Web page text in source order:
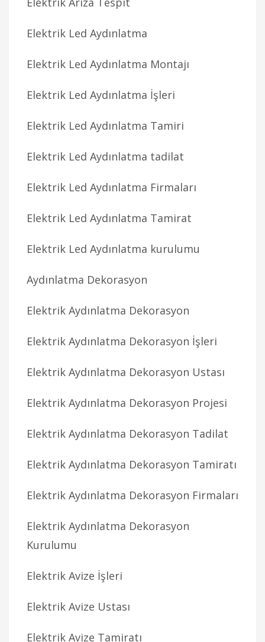
Elektrik Led Aydınlatma
Elektrik Led Aydınlatma Montajı
Elektrik Led Aydınlatma İşleri
Elektrik Led Aydınlatma Tamiri
Elektrik Led Aydınlatma tadilat
Elektrik Led Aydınlatma Firmaları
Elektrik Led Aydınlatma Tamirat
Elektrik Led Aydınlatma kurulumu
Aydınlatma Dekorasyon
Elektrik Aydınlatma Dekorasyon
Elektrik Aydınlatma Dekorasyon İşleri
Elektrik Aydınlatma Dekorasyon Ustası
Elektrik Aydınlatma Dekorasyon Projesi
Elektrik Aydınlatma Dekorasyon Tadilat
Elektrik Aydınlatma Dekorasyon Tamiratı
Elektrik Aydınlatma Dekorasyon Firmaları
Elektrik Aydınlatma Dekorasyon
Kurulumu
Elektrik Avize İşleri
Elektrik Avize Ustası
Elektrik Avize Tamiratı